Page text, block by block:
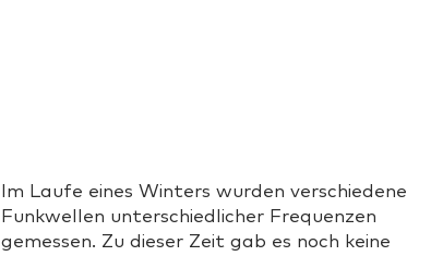
Im Laufe eines Winters wurden verschiedene
Funkwellen unterschiedlicher Frequenzen
gemessen. Zu dieser Zeit gab es noch keine